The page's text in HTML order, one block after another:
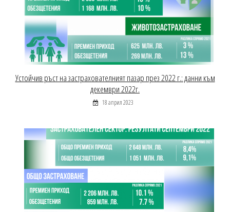
Устойчив ръст на застрахователният пазар през 2022 г.: данни към
декември 2022г.
18 април 2023